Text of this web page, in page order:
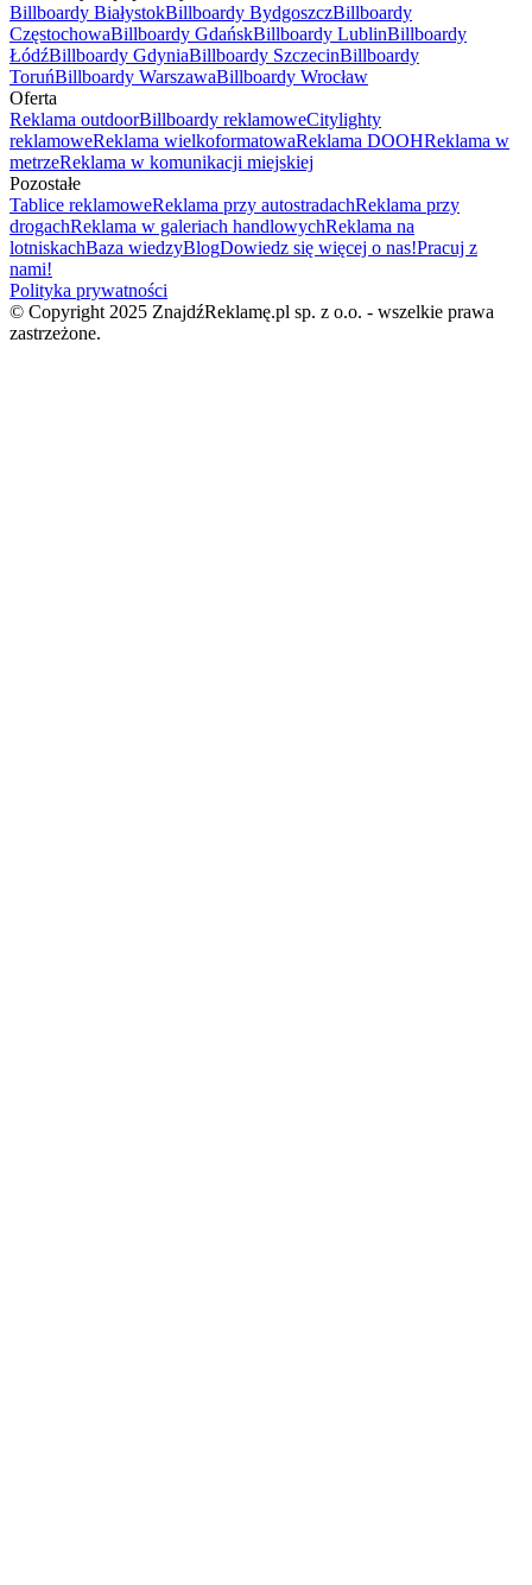
Billboardy BiałystokBillboardy BydgoszczBillboardy
CzęstochowaBillboardy GdańskBillboardy LublinBillboardy
ŁódźBillboardy GdyniaBillboardy SzczecinBillboardy
ToruńBillboardy WarszawaBillboardy Wrocław
Oferta
Reklama outdoorBillboardy reklamoweCitylighty
reklamoweReklama wielkoformatowaReklama DOOHReklama w
metrzeReklama w komunikacji miejskiej
Pozostałe
Tablice reklamoweReklama przy autostradachReklama przy
drogachReklama w galeriach handlowychReklama na
lotniskachBaza wiedzyBlogDowiedz się więcej o nas!Pracuj z
nami!
Polityka prywatności
© Copyright 2025 ZnajdźReklamę.pl sp. z o.o. - wszelkie prawa
zastrzeżone.